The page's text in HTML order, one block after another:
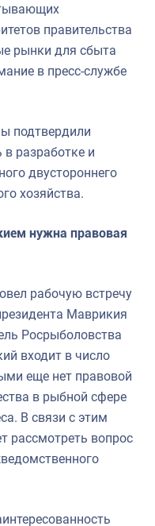
правительства
рынки для сбыта
в пресс-службе
подтвердили
разработке и
двустороннего
хозяйства.
нужна правовая
рабочую встречу
Маврикия
Росрыболовства
входит в число
еще нет правовой
в рыбной сфере
В связи с этим
рассмотреть вопрос